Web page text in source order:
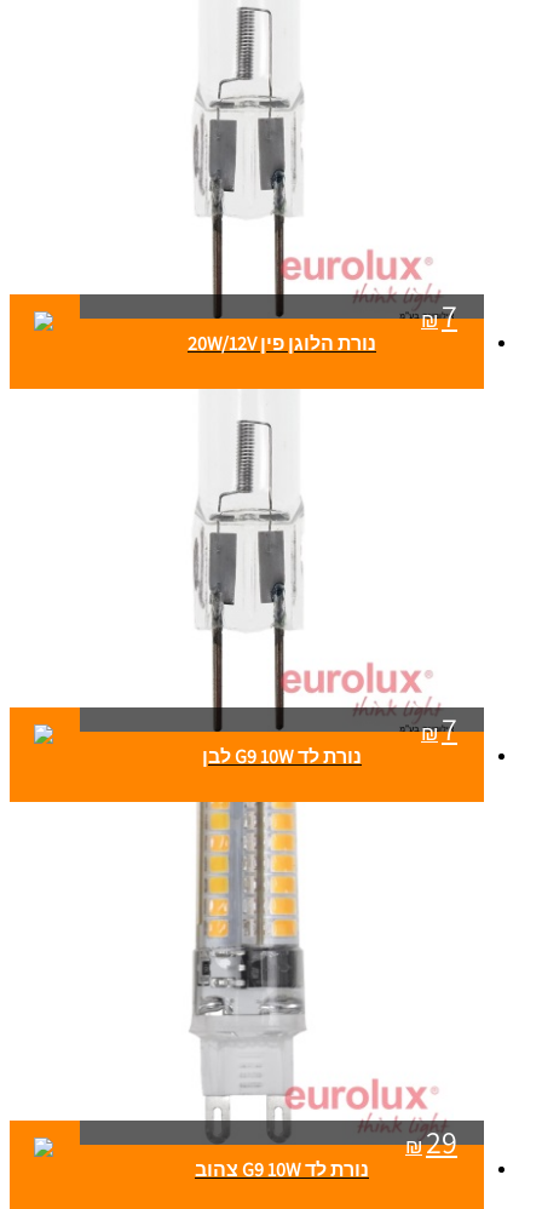
₪7
נורת הלוגן פין 20W/12V
₪7
נורת לד G9 10W לבן
₪29
נורת לד G9 10W צהוב